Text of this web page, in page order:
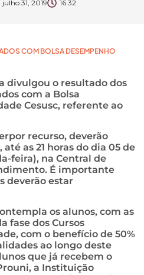
julho 31, 2019 16:32
COM BOLSA DESEMPENHO
divulgou o resultado dos
com a Bolsa
Cesusc, referente ao
recurso, deverão
as 21 horas do dia 05 de
feira), na Central de
É importante
deverão estar
os alunos, com as
fase dos Cursos
com o benefício de 50%
ao longo deste
que já recebem o
a Instituição